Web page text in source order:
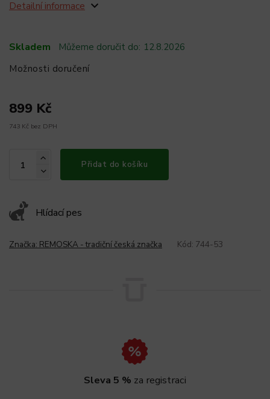
Skladem Můžeme doručit do: 12.8.2026
Možnosti doručení
899 Kč
743 Kč bez DPH
Přidat do košíku
Hlídací pes
Detailní informace
Značka: REMOSKA - tradiční česká značka Kód: 744-53
Sleva 5 % za registraci